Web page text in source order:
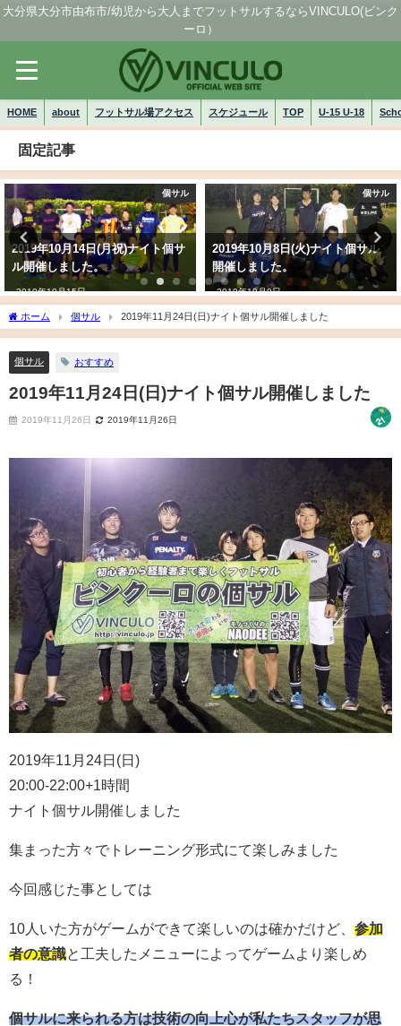
大分県大分市由布市/幼児から大人までフットサルするならVINCULO(ビンク
ーロ）
HOME about フットサル場アクセス スケジュール TOP U-15 U-18
固定記事
個サル
2019年10月14日(月祝)ナイト個サ
ル開催しました。
2019年10月15日
個サル
2019年10月8日(火)ナイト個サル
開催しました。
2019年10月9日
ホーム 個サル 2019年11月24日(日)ナイト個サル開催しました
個サル おすすめ
2019年11月24日(日)ナイト個サル開催しました
2019年11月26日 2019年11月26日
2019年11月24日(日)
20:00-22:00+1時間
ナイト個サル開催しました
集まった方々でトレーニング形式にて楽しみました
今回感じた事としては
10人いた方がゲームができて楽しいのは確かだけど、 参加
者の意識と工夫したメニューによってゲームより楽しめ
る！
個サルに来られる方は技術の向上心が私たちスタッフが思